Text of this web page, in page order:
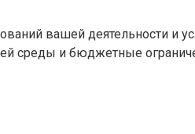
вашей деятельности и
среды и бюджетные